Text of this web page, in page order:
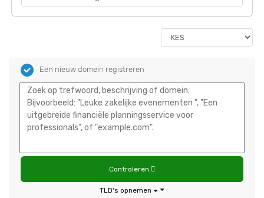
Een nieuw domein registreren
Controleren
TLD's opnemen